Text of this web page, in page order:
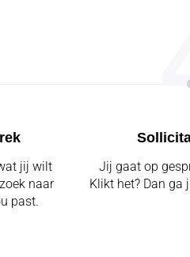
jij wilt
naar
past.
Jij gaat op
Klikt het? Dan ga